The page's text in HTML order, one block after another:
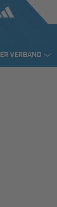
VERBAND